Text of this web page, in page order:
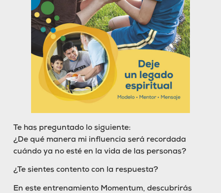
Te has preguntado lo siguiente:
¿De qué manera mi influencia será recordada
cuándo ya no esté en la vida de las personas?
¿Te sientes contento con la respuesta?
En este entrenamiento Momentum, descubrirás